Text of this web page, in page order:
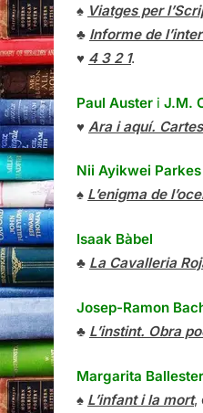
♠ Viatges per
♣ Informe de
♥ 4 3 2 1.
Paul Auster i J.M.
♥ Ara i aquí.
Nii Ayikwei Parkes
♠ L’enigma de
Isaak Bàbel
♣ La Cavalleria
Josep-Ramon
♣ L’instint. Obra
Margarita Ballester
♠ L’infant i la mort,